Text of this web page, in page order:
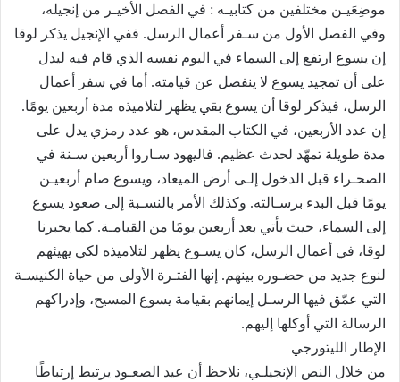
موضِعَيـن مختلفين من كتابيـه : في الفصل الأخيـر من إنجيله،
وفي الفصل الأول من سـفر أعمال الرسل. ففي الإنجيل يذكر لوقا
إن يسوع ارتفع إلى السماء في اليوم نفسه الذي قام فيه ليدل
على أن تمجيد يسوع لا ينفصل عن قيامته. أما في سفر أعمال
الرسل، فيذكر لوقا أن يسوع بقي يظهر لتلاميذه مدة أربعين يومًا.
إن عدد الأربعين، في الكتاب المقدس، هو عدد رمزي يدل على
مدة طويلة تمهّد لحدث عظيم. فاليهود سـاروا أربعين سـنة في
الصحـراء قبل الدخول إلـى أرض الميعاد، ويسوع صام أربعيـن
يومًا قبل البدء برسـالته. وكذلك الأمر بالنسـبة إلى صعود يسوع
إلى السماء، حيث يأتي بعد أربعين يومًا من القيامـة. كما يخبرنا
لوقا، في أعمال الرسل، كان يسـوع يظهر لتلاميذه لكي يهيئهم
لنوع جديد من حضـوره بينهم. إنها الفتـرة الأولى من حياة الكنيسـة
التي عمّق فيها الرسـل إيمانهم بقيامة يسوع المسيح، وإدراكهم
الرسالة التي أوكلها إليهم.
الإطار الليتورجي
من خلال النص الإنجيلـي، نلاحظ أن عيد الصعـود يرتبط إرتباطًا